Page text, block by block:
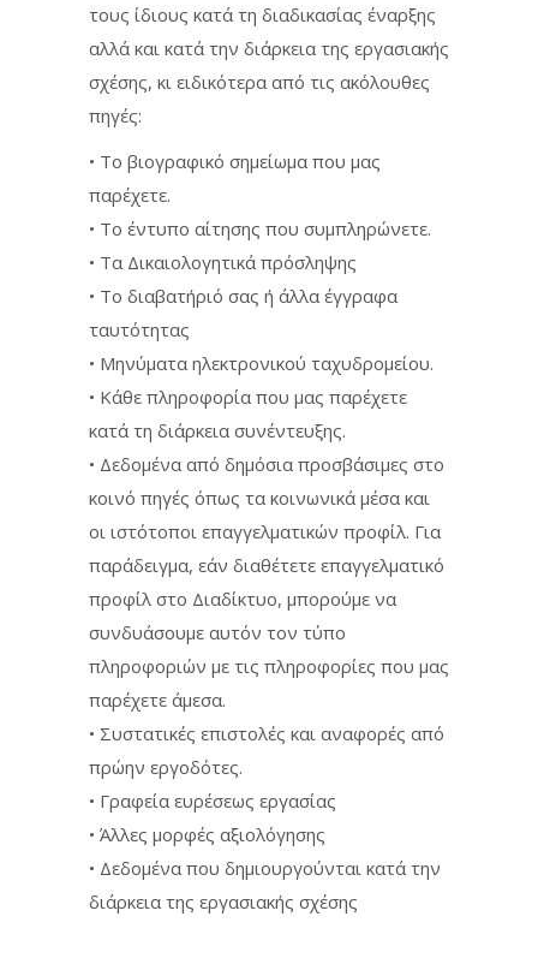
τους ίδιους κατά τη διαδικασίας έναρξης
αλλά και κατά την διάρκεια της εργασιακής
σχέσης, κι ειδικότερα από τις ακόλουθες
πηγές:
• Το βιογραφικό σημείωμα που μας
παρέχετε.
• Το έντυπο αίτησης που συμπληρώνετε.
• Τα Δικαιολογητικά πρόσληψης
• Το διαβατήριό σας ή άλλα έγγραφα
ταυτότητας
• Μηνύματα ηλεκτρονικού ταχυδρομείου.
• Κάθε πληροφορία που μας παρέχετε
κατά τη διάρκεια συνέντευξης.
• Δεδομένα από δημόσια προσβάσιμες στο
κοινό πηγές όπως τα κοινωνικά μέσα και
οι ιστότοποι επαγγελματικών προφίλ. Για
παράδειγμα, εάν διαθέτετε επαγγελματικό
προφίλ στο Διαδίκτυο, μπορούμε να
συνδυάσουμε αυτόν τον τύπο
πληροφοριών με τις πληροφορίες που μας
παρέχετε άμεσα.
• Συστατικές επιστολές και αναφορές από
πρώην εργοδότες.
• Γραφεία ευρέσεως εργασίας
• Άλλες μορφές αξιολόγησης
• Δεδομένα που δημιουργούνται κατά την
διάρκεια της εργασιακής σχέσης